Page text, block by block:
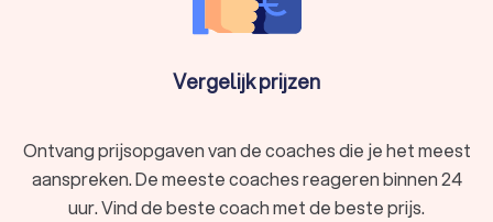
Vergelijk prijzen
Ontvang prijsopgaven van de coaches die je het meest
aanspreken. De meeste coaches reageren binnen 24
uur. Vind de beste coach met de beste prijs.